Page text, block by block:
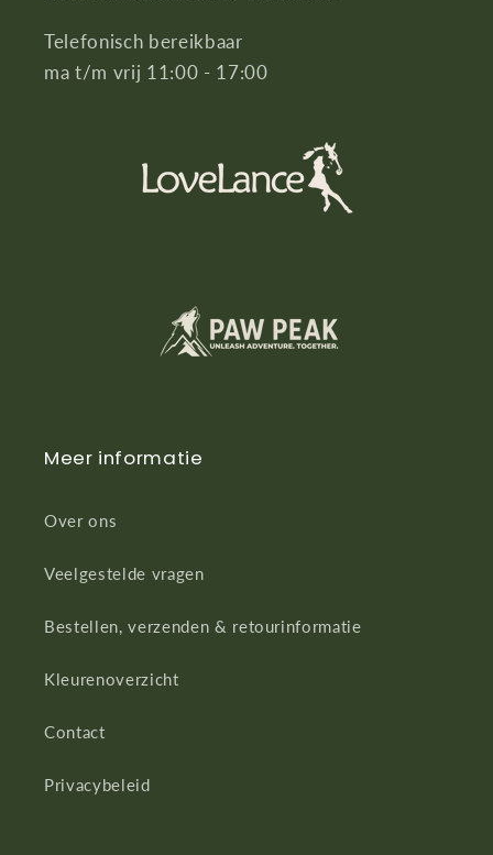
Telefonisch bereikbaar
ma t/m vrij 11:00 - 17:00
Meer informatie
Over ons
Veelgestelde vragen
Bestellen, verzenden & retourinformatie
Kleurenoverzicht
Contact
Privacybeleid